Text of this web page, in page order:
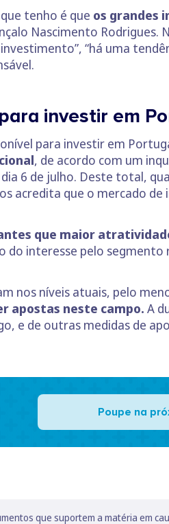
tenho é que os grandes
Nascimento Rodrigues.
“há uma
investir em
para investir em
, de acordo com um
6 de julho. Deste total,
acredita que o mercado
que maior
interesse pelo segmento
nos níveis atuais, pelo
apostas neste campo. A
e de outras medidas de
Poupe na
que suportem a matéria em